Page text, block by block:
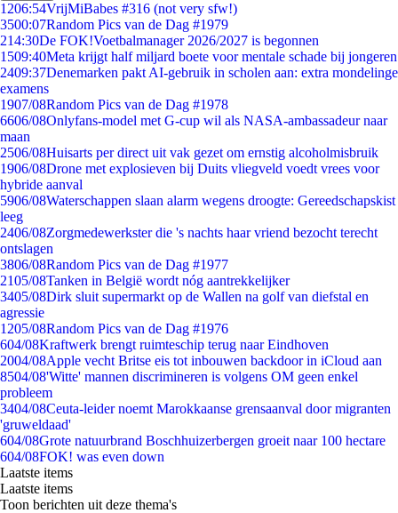
1206:54VrijMiBabes #316 (not very sfw!)
3500:07Random Pics van de Dag #1979
214:30De FOK!Voetbalmanager 2026/2027 is begonnen
1509:40Meta krijgt half miljard boete voor mentale schade bij jongeren
2409:37Denemarken pakt AI-gebruik in scholen aan: extra mondelinge
examens
1907/08Random Pics van de Dag #1978
6606/08Onlyfans-model met G-cup wil als NASA-ambassadeur naar
maan
2506/08Huisarts per direct uit vak gezet om ernstig alcoholmisbruik
1906/08Drone met explosieven bij Duits vliegveld voedt vrees voor
hybride aanval
5906/08Waterschappen slaan alarm wegens droogte: Gereedschapskist
leeg
2406/08Zorgmedewerkster die 's nachts haar vriend bezocht terecht
ontslagen
3806/08Random Pics van de Dag #1977
2105/08Tanken in België wordt nóg aantrekkelijker
3405/08Dirk sluit supermarkt op de Wallen na golf van diefstal en
agressie
1205/08Random Pics van de Dag #1976
604/08Kraftwerk brengt ruimteschip terug naar Eindhoven
2004/08Apple vecht Britse eis tot inbouwen backdoor in iCloud aan
8504/08'Witte' mannen discrimineren is volgens OM geen enkel
probleem
3404/08Ceuta-leider noemt Marokkaanse grensaanval door migranten
'gruweldaad'
604/08Grote natuurbrand Boschhuizerbergen groeit naar 100 hectare
604/08FOK! was even down
Laatste items
Laatste items
Toon berichten uit deze thema's